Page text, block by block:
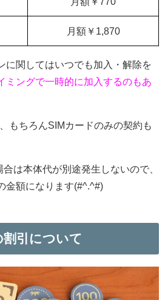
月額￥1,870
に関してはいつでも加入・解除を
ミングで一時的に加入するのもあ
もちろんSIMカードのみの契約も
は本体代が別途発生しないので、
金額になります(#^.^#)
引について